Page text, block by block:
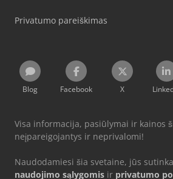
Privatumo pareiškimas
Blog Facebook X
Visa informacija, pasiūlymai ir kainos
neįpareigojantys ir neprivalomi!
Naudodamiesi šia svetaine, jūs
naudojimo sąlygomis ir privatumo